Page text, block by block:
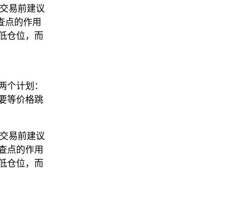
易前建议
点的作用
仓位，而
计划：
等价格跳
易前建议
点的作用
仓位，而